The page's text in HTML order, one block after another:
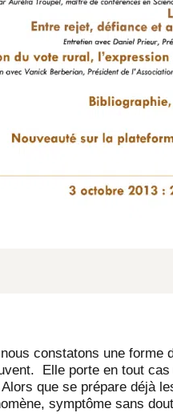
constatons une
Elle porte en tout
que se prépare déjà
symptôme sans